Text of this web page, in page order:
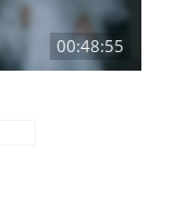
00:48:55